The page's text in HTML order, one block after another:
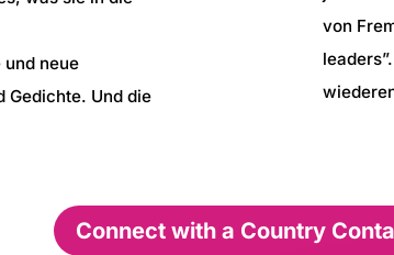
und neue
Gedichte. Und die
von
Connect with a Country